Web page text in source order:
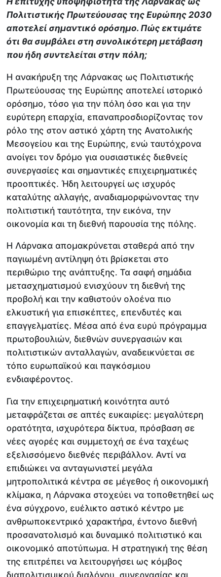
Πολιτιστικής Πρωτεύουσας της Ευρώπης 2030
αποτελεί σημαντικό ορόσημο. Πώς εκτιμάτε
ότι θα συμβάλει στη συνολικότερη μετάβαση
που ήδη συντελείται στην πόλη;
Η ανακήρυξη της Λάρνακας ως Πολιτιστικής
Πρωτεύουσας της Ευρώπης αποτελεί ιστορικό
ορόσημο, τόσο για την πόλη όσο και για την
ευρύτερη επαρχία, επαναπροσδιορίζοντας τον
ρόλο της στον αστικό χάρτη της Ανατολικής
Μεσογείου και της Ευρώπης, ενώ ταυτόχρονα
ανοίγει τον δρόμο για ουσιαστικές διεθνείς
συνεργασίες και σημαντικές επιχειρηματικές
προοπτικές. Ήδη λειτουργεί ως ισχυρός
καταλύτης αλλαγής, αναδιαμορφώνοντας την
πολιτιστική ταυτότητα, την εικόνα, την
οικονομία και τη διεθνή παρουσία της πόλης.
Η Λάρνακα απομακρύνεται σταθερά από την
παγιωμένη αντίληψη ότι βρίσκεται στο
περιθώριο της ανάπτυξης. Τα σαφή σημάδια
μετασχηματισμού ενισχύουν τη διεθνή της
προβολή και την καθιστούν ολοένα πιο
ελκυστική για επισκέπτες, επενδυτές και
επαγγελματίες. Μέσα από ένα ευρύ πρόγραμμα
πρωτοβουλιών, διεθνών συνεργασιών και
πολιτιστικών ανταλλαγών, αναδεικνύεται σε
τόπο ευρωπαϊκού και παγκόσμιου
ενδιαφέροντος.
Για την επιχειρηματική κοινότητα αυτό
μεταφράζεται σε απτές ευκαιρίες: μεγαλύτερη
ορατότητα, ισχυρότερα δίκτυα, πρόσβαση σε
νέες αγορές και συμμετοχή σε ένα ταχέως
εξελισσόμενο διεθνές περιβάλλον. Αντί να
επιδιώκει να ανταγωνιστεί μεγάλα
μητροπολιτικά κέντρα σε μέγεθος ή οικονομική
κλίμακα, η Λάρνακα στοχεύει να τοποθετηθεί ως
ένα σύγχρονο, ευέλικτο αστικό κέντρο με
ανθρωποκεντρικό χαρακτήρα, έντονο διεθνή
προσανατολισμό και δυναμικό πολιτιστικό και
οικονομικό αποτύπωμα. Η στρατηγική της θέση
της επιτρέπει να λειτουργήσει ως κόμβος
διαπολιτισμικού διαλόγου, συνεργασίας και